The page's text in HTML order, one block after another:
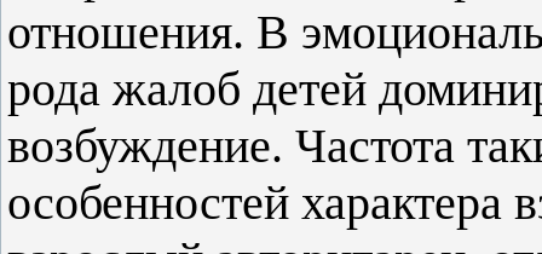
отношения. В
рода жалоб детей
возбуждение. Частота
особенностей характера